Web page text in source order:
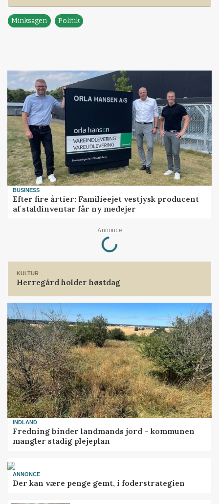
Minksagen Politik
BUSINESS
Efter fire årtier: Familieejet vestjysk producent
af staldinventar får ny medejer
Annonce
Loading...
KULTUR
Herregård holder høstdag
INDLAND
Fredning binder landmands jord – kommunen
mangler stadig plejeplan
ANNONCE
Der kan være penge gemt, i foderstrategien